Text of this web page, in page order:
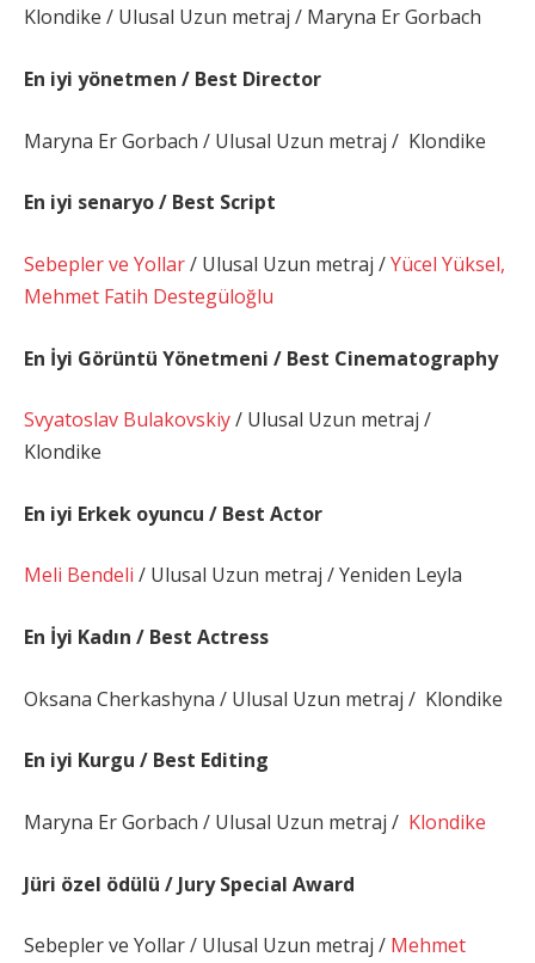
Klondike / Ulusal Uzun metraj / Maryna Er Gorbach
En iyi yönetmen / Best Director
Maryna Er Gorbach / Ulusal Uzun metraj / Klondike
En iyi senaryo / Best Script
Sebepler ve Yollar/ Ulusal Uzun metraj /Yücel Yüksel,
Mehmet Fatih Destegüloğlu
En İyi Görüntü Yönetmeni / Best Cinematography
Svyatoslav Bulakovskiy/ Ulusal Uzun metraj /
Klondike
En iyi Erkek oyuncu / Best Actor
Meli Bendeli / Ulusal Uzun metraj / Yeniden Leyla
En İyi Kadın / Best Actress
Oksana Cherkashyna / Ulusal Uzun metraj / Klondike
En iyi Kurgu / Best Editing
Maryna Er Gorbach / Ulusal Uzun metraj / Klondike
Jüri özel ödülü / Jury Special Award
Sebepler ve Yollar / Ulusal Uzun metraj / Mehmet